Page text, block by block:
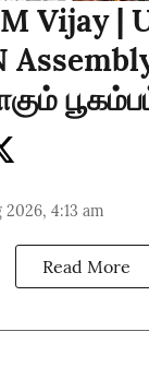
Vijay |
2026, 4:13 am
Read More